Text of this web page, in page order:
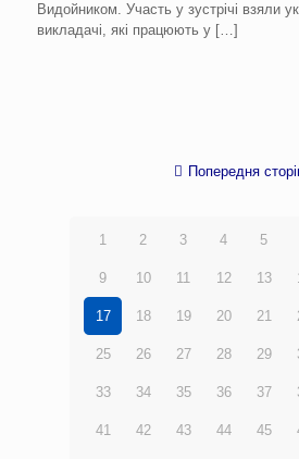
Видойником. Участь у зустрічі взяли
викладачі, які працюють у[…]
Попередня
1 2 3 4 5
9 10 11 12 13
17 18 19 20 21
25 26 27 28 29
33 34 35 36 37
41 42 43 44 45